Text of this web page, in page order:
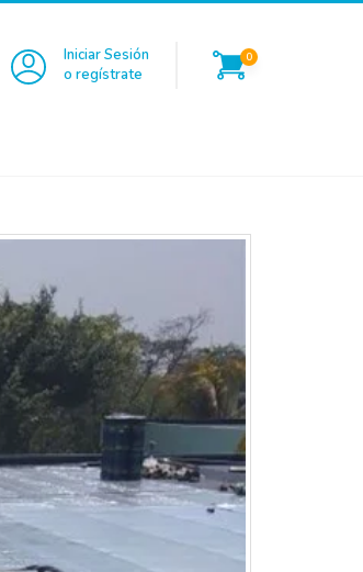
Iniciar Sesión
o regístrate
0